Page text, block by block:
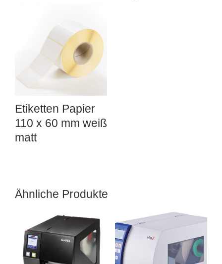
Etiketten Papier
110 x 60 mm weiß
matt
Ähnliche Produkte